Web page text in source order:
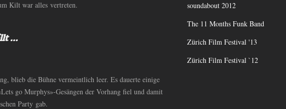
Kilt war alles vertreten.
…
blieb die Bühne vermeintlich leer. Es dauerte einige
go Murphys»-Gesängen der Vorhang fiel und damit
Party gab.
soundabout 2012
The 11 Months Funk Band
Zürich Film Festival '13
Zürich Film Festival `12